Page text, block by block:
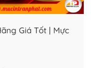
Giá Tốt | Mực